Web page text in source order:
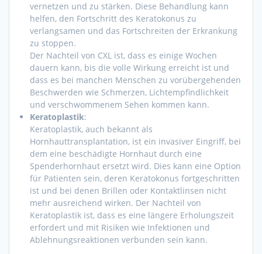
vernetzen und zu stärken. Diese Behandlung kann
helfen, den Fortschritt des Keratokonus zu
verlangsamen und das Fortschreiten der Erkrankung
zu stoppen.
Der Nachteil von CXL ist, dass es einige Wochen
dauern kann, bis die volle Wirkung erreicht ist und
dass es bei manchen Menschen zu vorübergehenden
Beschwerden wie Schmerzen, Lichtempfindlichkeit
und verschwommenem Sehen kommen kann.
Keratoplastik:
Keratoplastik, auch bekannt als
Hornhauttransplantation, ist ein invasiver Eingriff, bei
dem eine beschädigte Hornhaut durch eine
Spenderhornhaut ersetzt wird. Dies kann eine Option
für Patienten sein, deren Keratokonus fortgeschritten
ist und bei denen Brillen oder Kontaktlinsen nicht
mehr ausreichend wirken. Der Nachteil von
Keratoplastik ist, dass es eine längere Erholungszeit
erfordert und mit Risiken wie Infektionen und
Ablehnungsreaktionen verbunden sein kann.